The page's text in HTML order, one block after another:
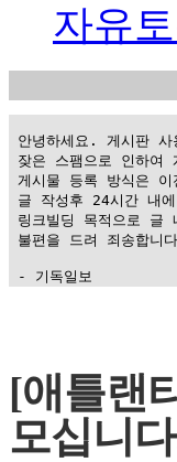
자유
안녕하세요. 게시판 사
잦은 스팸으로 인하여
게시물 등록 방식은
글 작성후 24시간 내
링크빌딩 목적으로 글
불편을 드려 죄송합니
- 기독일보
남
찾
기
은
[애틀랜
모십니